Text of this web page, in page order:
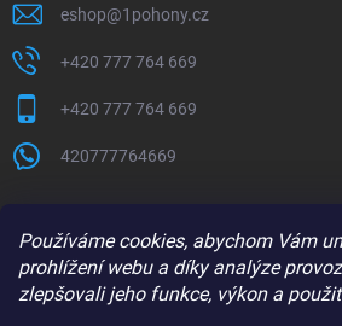
Používáme cookies, abychom Vám
prohlížení webu a díky analýze
zlepšovali jeho funkce, výkon a
eshop@1pohony.cz
+420 777 764 669
+420 777 764 669
420777764669